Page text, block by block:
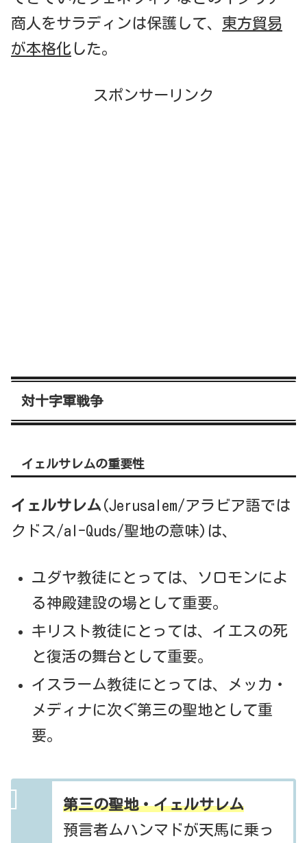
商人をサラディンは保護して、 東方貿易
が本格化 した。
スポンサーリンク
対十字軍戦争
イェルサレムの重要性
イェルサレム (Jerusalem/アラビア語では
クドス/al-Quds/聖地の意味)は、
ユダヤ教徒にとっては、ソロモンによ
る神殿建設の場として重要。
キリスト教徒にとっては、イエスの死
と復活の舞台として重要。
イスラーム教徒にとっては、メッカ・
メディナに次ぐ第三の聖地として重
要。
第三の聖地・イェルサレム
預言者ムハンマドが天馬に乗っ